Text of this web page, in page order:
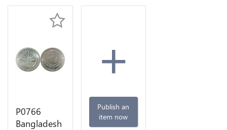
P0766
Bangladesh
+
Publish an
item now